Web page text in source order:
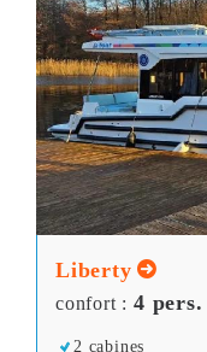
Liberty
confort : 4 pers.
2 cabines